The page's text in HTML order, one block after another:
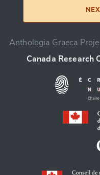
Anthologia Graeca
Canada Research